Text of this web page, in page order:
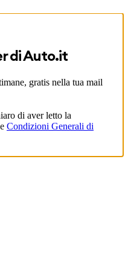
diAuto.it
gratis nella tua mail
di aver letto la
Condizioni Generali di